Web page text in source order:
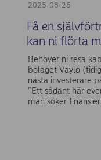
2025-08-26
Få en
kan ni flörta
Behöver ni resa
bolaget Vaylo
nästa investerare
”Ett sådant här
man söker